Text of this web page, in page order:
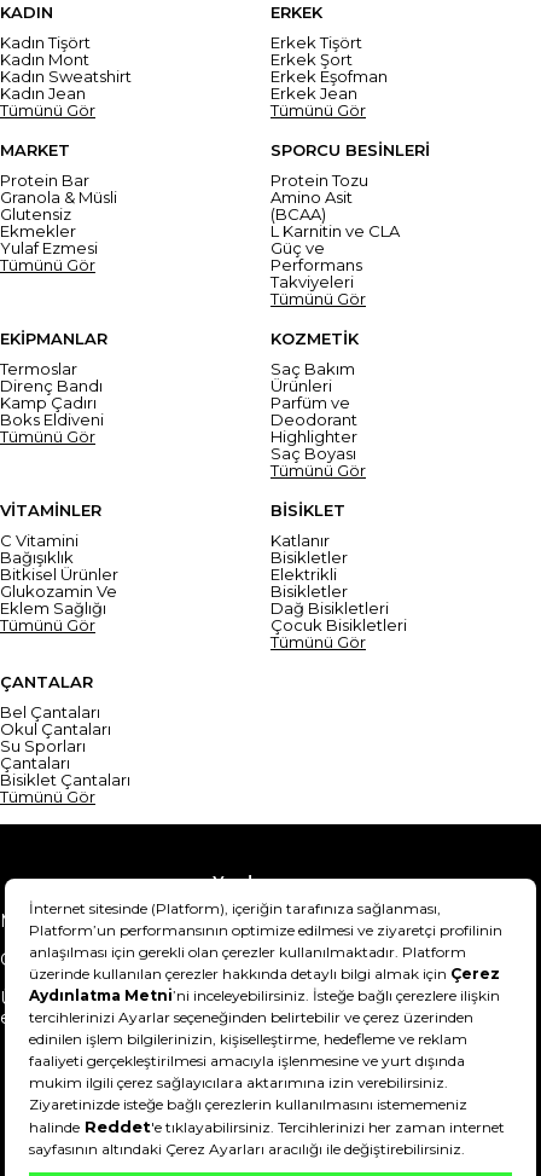
KADIN
Kadın Tişört
Kadın Mont
Kadın Sweatshirt
Kadın Jean
Tümünü Gör
ERKEK
Erkek Tişört
Erkek Şort
Erkek Eşofman
Erkek Jean
Tümünü Gör
MARKET
Protein Bar
Granola & Müsli
Glutensiz
Ekmekler
Yulaf Ezmesi
Tümünü Gör
SPORCU BESİNLERİ
Protein Tozu
Amino Asit
(BCAA)
L Karnitin ve CLA
Güç ve
Performans
Takviyeleri
Tümünü Gör
EKİPMANLAR
Termoslar
Direnç Bandı
Kamp Çadırı
Boks Eldiveni
Tümünü Gör
KOZMETİK
Saç Bakım
Ürünleri
Parfüm ve
Deodorant
Highlighter
Saç Boyası
Tümünü Gör
VİTAMİNLER
C Vitamini
Bağışıklık
Bitkisel Ürünler
Glukozamin Ve
Eklem Sağlığı
Tümünü Gör
BİSİKLET
Katlanır
Bisikletler
Elektrikli
Bisikletler
Dağ Bisikletleri
Çocuk Bisikletleri
Tümünü Gör
ÇANTALAR
Bel Çantaları
Okul Çantaları
Su Sporları
Çantaları
Bisiklet Çantaları
Tümünü Gör
Yardım
Mesafeli Satış Sözleşmesi
Teslimat Bilgisi
Gizlilik Sözleşmesi
Şartlar & Koşullar
Ürünümü nasıl iade
edebilirim?
Hakkımızda